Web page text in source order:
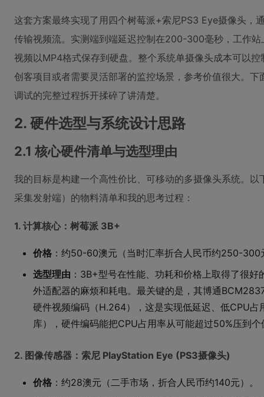
这套方案最终实现了用四个树莓派+索尼PS3 Eye摄像头，
传输视频流。实测端到端延迟控制在200-300毫秒，工作
视频以MP4格式保存到硬盘。整个系统单摄像头成本可以
创客项目或者需要灵活部署的监控场景，参考价值很大。
调试的完整过程拆开揉碎了讲清楚。
2. 硬件选型与系统设计思路
2.1 核心硬件清单与选型理由
我的目标是构建一个高性价比、可移动的多摄像头系统。
采集发射端）的物料清单和我的思考过程：
1. 计算核心：树莓派 3B+
价格 ：约50-60澳元（当时汇率折合人民币约250-300
选型理由 ：3B+型号在性能、功耗和价格上取得了很
外适配器的麻烦和耗电。最关键的是，其博通
硬件视频编码（H.264），这是实现低延迟、低CPU
库），硬件编码能把CPU占用率从可能超过50%压到
2. 图像传感器：索尼 PlayStation Eye (PS3摄像头)
价格 ：约28澳元（二手市场，折合人民币约140元）。